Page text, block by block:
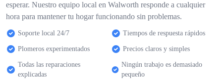
esperar. Nuestro equipo local en Walworth responde a cualquier
hora para mantener tu hogar funcionando sin problemas.
Soporte local 24/7 Tiempos de respuesta rápidos
Plomeros experimentados Precios claros y simples
Todas las reparaciones
explicadas
Ningún trabajo es demasiado
pequeño